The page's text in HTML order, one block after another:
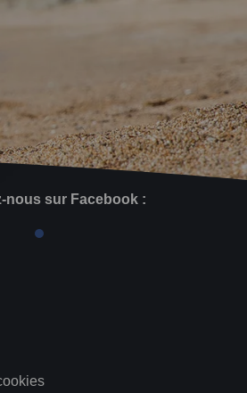
nous sur Facebook :